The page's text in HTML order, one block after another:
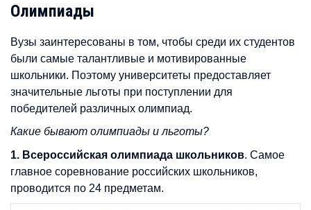
Олимпиады
Вузы заинтересованы в том, чтобы среди их студентов
были самые талантливые и мотивированные
школьники. Поэтому университеты предоставляет
значительные льготы при поступлении для
победителей различных олимпиад.
Какие бывают олимпиады и льготы?
1. Всероссийская олимпиада школьников. Самое
главное соревнование российских школьников,
проводится по 24 предметам.